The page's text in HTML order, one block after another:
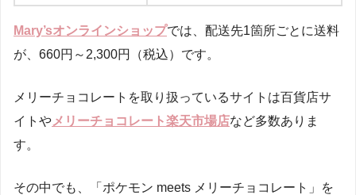
2023年12月1日(木)～ 楽天市場
Mary’sオンラインショップでは、配送先1箇所ごとに送料
が、660円～2,300円（税込）です。
メリーチョコレートを取り扱っているサイトは百貨店サ
イトやメリーチョコレート楽天市場店など多数ありま
す。
その中でも、「ポケモン meets メリーチョコレート」を